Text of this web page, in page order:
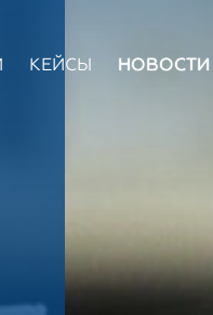
КЕЙСЫ НОВОСТИ